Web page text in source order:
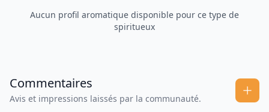
Aucun profil aromatique disponible pour ce type de
spiritueux
Commentaires
Avis et impressions laissés par la communauté.